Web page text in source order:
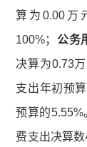
算为0.00万
100%； 公务
决算为0.73
支出年初预
预算的5.55%
费支出决算